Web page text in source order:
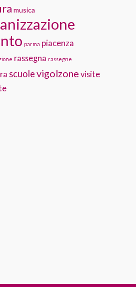
musica
parma piacenza
rassegna rassegne
scuolevigolzone visite